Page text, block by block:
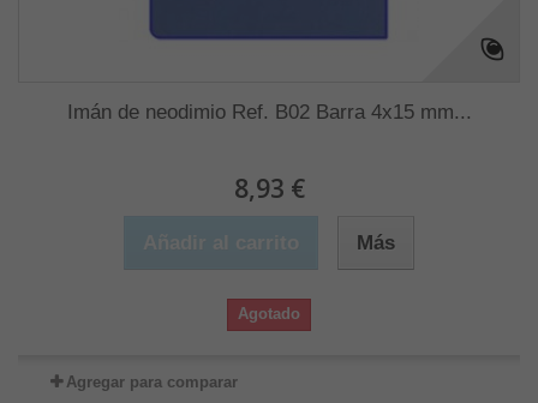
Imán de neodimio Ref. B02 Barra 4x15 mm...
8,93 €
Más
Agotado
Agregar para comparar